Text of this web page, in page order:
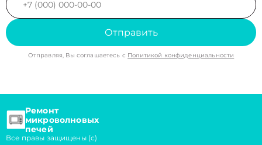
Отправить
Отправляя, Вы соглашаетесь с Политикой конфиденциальности
Ремонт
микроволновых
печей
Все правы защищены (с)